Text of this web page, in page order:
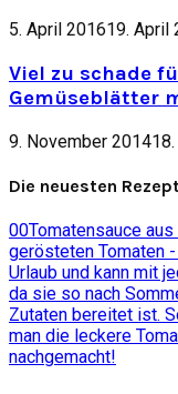
5. April 201619. April
Viel zu schade
Gemüseblätter
9. November 2014
Die neuesten
00Tomatensauce
gerösteten Tomaten
Urlaub und kann mit
da sie so nach
Zutaten bereitet ist.
man die leckere
nachgemacht!